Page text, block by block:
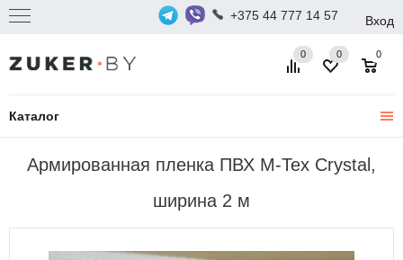
+375 44 777 14 57 Вход
Каталог
0 0
0
Армированная пленка ПВХ M-Tex Crystal,
ширина 2 м